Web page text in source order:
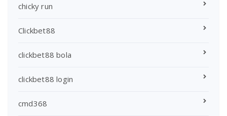
chicky run
Clickbet88
clickbet88 bola
clickbet88 login
cmd368